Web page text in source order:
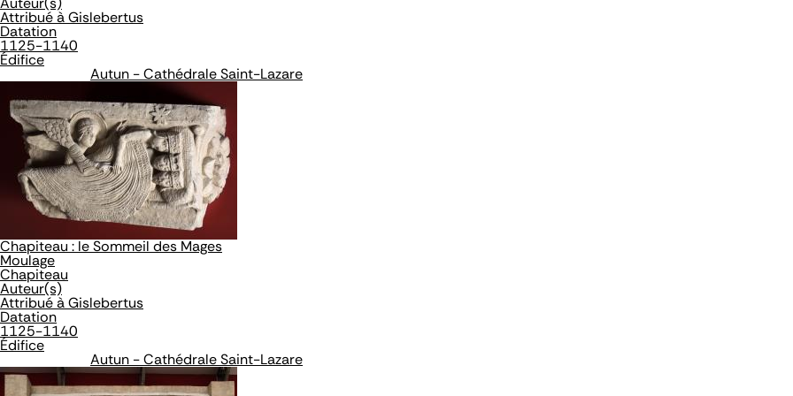
Attribué à Gislebertus
Datation
1125-1140
Édifice
Autun - Cathédrale Saint-Lazare
Chapiteau : le Sommeil des Mages
Moulage
Chapiteau
Auteur(s)
Attribué à Gislebertus
Datation
1125-1140
Édifice
Autun - Cathédrale Saint-Lazare